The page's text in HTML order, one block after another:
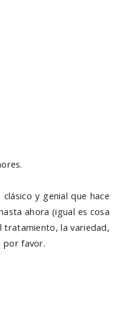
y genial que hace
ahora (igual es cosa
tratamiento, la variedad,
por favor.